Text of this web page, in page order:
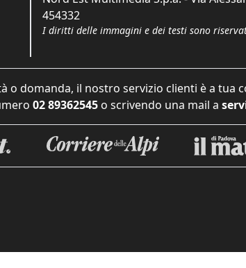
454332
I diritti delle immagini e dei testi sono
o domanda, il nostro servizio clienti è a tua
02 89362545 o scrivendo una mail a